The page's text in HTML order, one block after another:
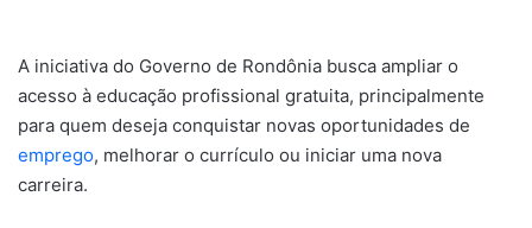
A iniciativa do Governo de Rondônia busca ampliar o
acesso à educação profissional gratuita, principalmente
para quem deseja conquistar novas oportunidades de
emprego, melhorar o currículo ou iniciar uma nova
carreira.